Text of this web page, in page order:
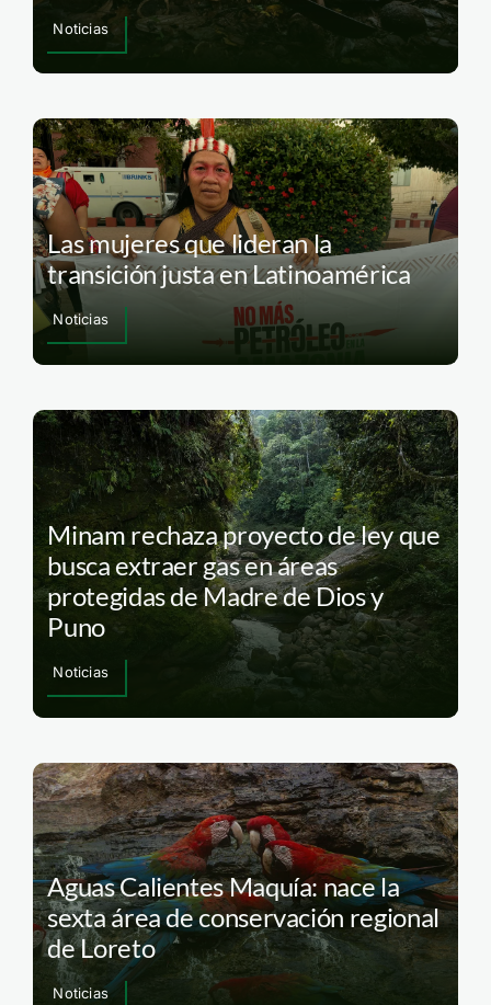
Noticias
Las mujeres que lideran la
transición justa en Latinoamérica
Noticias
Minam rechaza proyecto de ley que
busca extraer gas en áreas
protegidas de Madre de Dios y
Puno
Noticias
Aguas Calientes Maquía: nace la
sexta área de conservación regional
de Loreto
Noticias